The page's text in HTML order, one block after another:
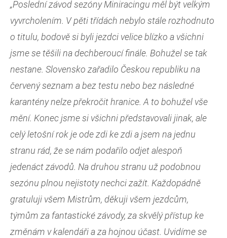
„Poslední závod sezóny Miniracingu měl být velkým
vyvrcholením. V pěti třídách nebylo stále rozhodnuto
o titulu, bodově si byli jezdci velice blízko a všichni
jsme se těšili na dechberoucí finále. Bohužel se tak
nestane. Slovensko zařadilo Českou republiku na
červený seznam a bez testu nebo bez následné
karantény nelze překročit hranice. A to bohužel vše
mění. Konec jsme si všichni představovali jinak, ale
celý letošní rok je ode zdi ke zdi a jsem na jednu
stranu rád, že se nám podařilo odjet alespoň
jedenáct závodů. Na druhou stranu už podobnou
sezónu plnou nejistoty nechci zažít. Každopádně
gratuluji všem Mistrům, děkuji všem jezdcům,
týmům za fantastické závody, za skvělý přístup ke
změnám v kalendáři a za hojnou účast. Uvidíme se